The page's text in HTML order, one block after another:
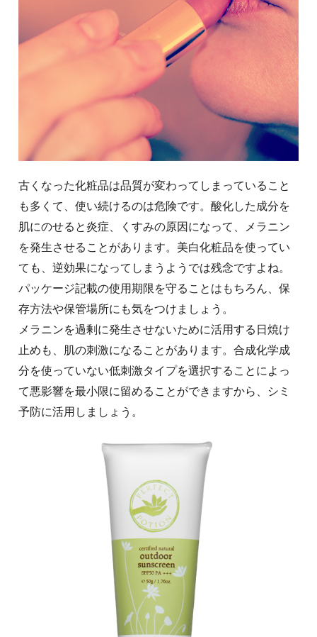
古くなった化粧品は品質が変わってしまっていること
も多くて、使い続けるのは危険です。酸化した成分を
肌にのせると炎症、くすみの原因になって、メラニン
を発生させることがあります。美白化粧品を使ってい
ても、逆効果になってしまうようでは残念ですよね。
パッケージ記載の使用期限を守ることはもちろん、保
存方法や保管場所にも気をつけましょう。
メラニンを過剰に発生させないために活用する日焼け
止めも、肌の刺激になることがあります。合成化学成
分を使っていない低刺激タイプを選択することによっ
て悪影響を最小限に留めることができますから、シミ
予防に活用しましょう。